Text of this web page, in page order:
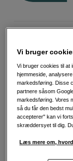
Personlig
Passende
Vi bruger
Vi bruger cookies til at
hjemmeside,
markedsføring. Disse
partnere såsom
markedsføring. Vores
så du får den bedst
accepterer" kan vi
skræddersyet til dig.
Læs mere om,